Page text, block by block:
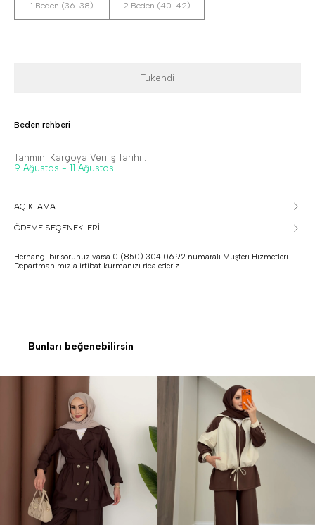
1 Beden (36-38) 2 Beden (40-42)
Tükendi
Beden rehberi
Tahmini Kargoya Veriliş Tarihi :
9 Ağustos - 11 Ağustos
AÇIKLAMA
ÖDEME SEÇENEKLERİ
Herhangi bir sorunuz varsa 0 (850) 304 06 92 numaralı Müşteri Hizmetleri
Departmanımızla irtibat kurmanızı rica ederiz.
Bunları beğenebilirsin